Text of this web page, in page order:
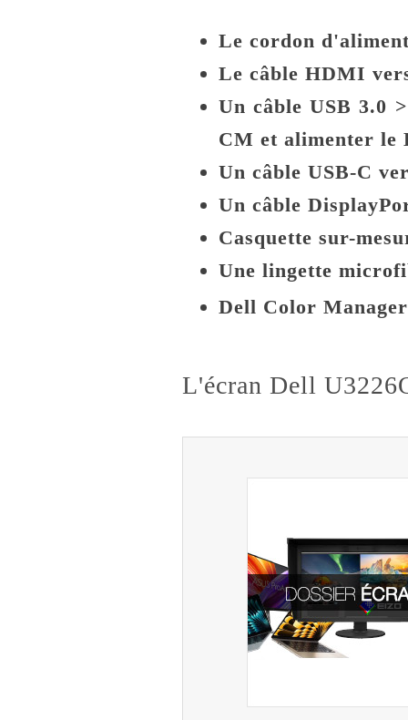
Le cordon
Le câble HDMI
Un câble USB 3.0
CM et alimenter le
Un câble USB-C
Un câble
Casquette sur-
Une lingette
Dell Color
L'écran Dell